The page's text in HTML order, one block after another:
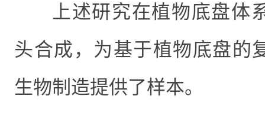
上述研究在植物底盘体
头合成 ，为基于植物底盘的
生物制造提供了样本。